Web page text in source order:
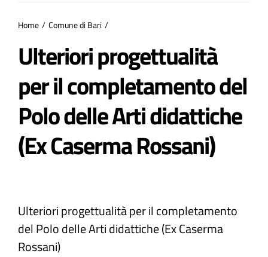
Partecipa
Comuni
Atti e Docunenti
Progetti
Home Comune di Bari
Ulteriori progettualità
per il completamento del
Polo delle Arti didattiche
(Ex Caserma Rossani)
Ulteriori progettualità per il completamento
del Polo delle Arti didattiche (Ex Caserma
Rossani)